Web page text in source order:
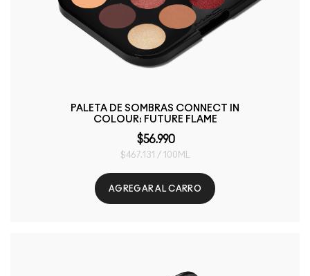
PALETA DE SOMBRAS CONNECT IN
COLOUR: FUTURE FLAME
$56.990
$467.131 / 100ML
AGREGAR AL CARRO